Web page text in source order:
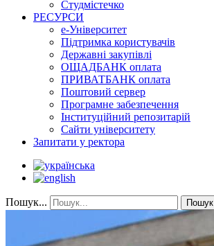
Студмістечко
РЕСУРСИ
е-Університет
Підтримка користувачів
Державні закупівлі
ОЩАДБАНК оплата
ПРИВАТБАНК оплата
Поштовий сервер
Програмне забезпечення
Інституційний репозитарій
Сайти університету
Запитати у ректора
Пошук... Пошук